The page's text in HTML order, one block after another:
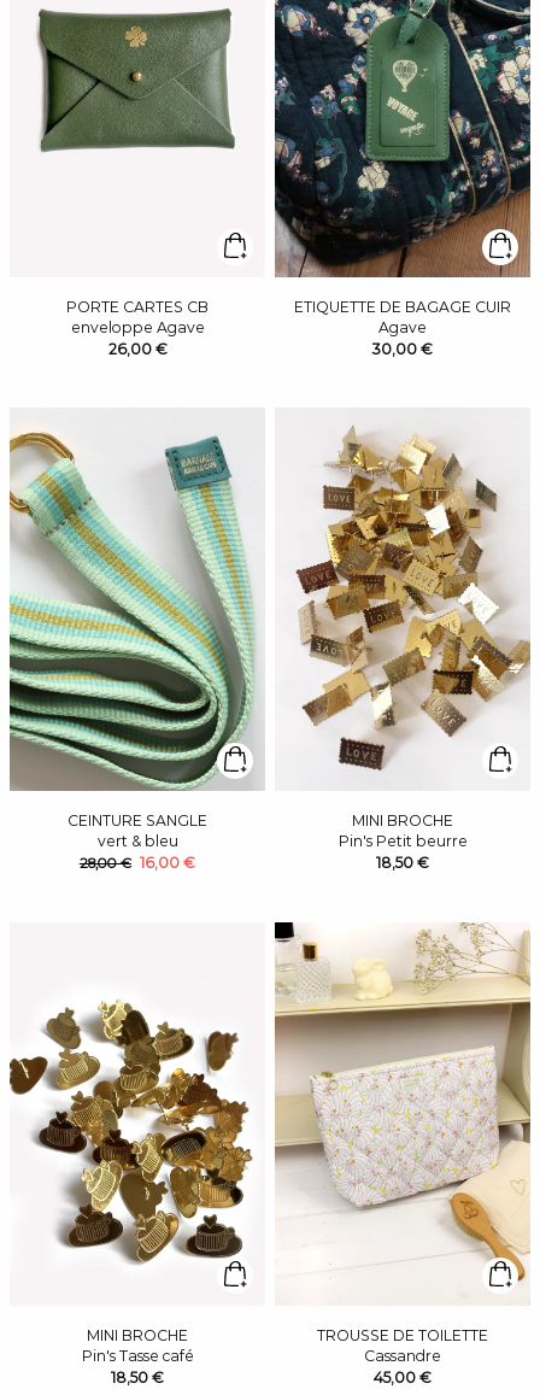
PORTE CARTES CB
enveloppe Agave
26,00 €
ETIQUETTE DE BAGAGE CUIR
Agave
30,00 €
CEINTURE SANGLE
vert & bleu
28,00 € 16,00 €
MINI BROCHE
Pin's Petit beurre
18,50 €
MINI BROCHE
Pin's Tasse café
18,50 €
TROUSSE DE TOILETTE
Cassandre
45,00 €